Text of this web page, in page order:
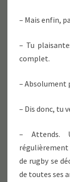
– Mais enfin,
– Tu
complet.
– Absolument
– Dis donc, tu
– Attends.
de rugby se
de toutes ses